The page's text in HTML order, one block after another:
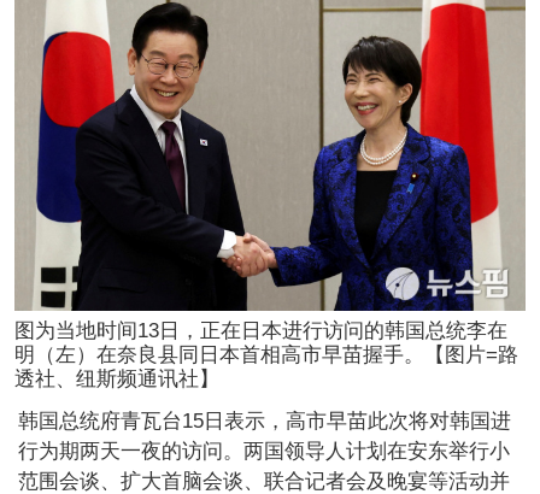
图为当地时间13日，正在日本进行访问的韩国总统李在
明（左）在奈良县同日本首相高市早苗握手。【图片=路
透社、纽斯频通讯社】
韩国总统府青瓦台15日表示，高市早苗此次将对韩国进
行为期两天一夜的访问。两国领导人计划在安东举行小
范围会谈、扩大首脑会谈、联合记者会及晚宴等活动并